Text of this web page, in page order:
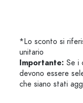
*Lo sconto si
unitario
Importante: Se i
devono essere
che siano stati